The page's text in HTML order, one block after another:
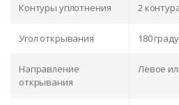
Контуры уплотнения 2
Угол открывания 180
Направление
открывания
Левое